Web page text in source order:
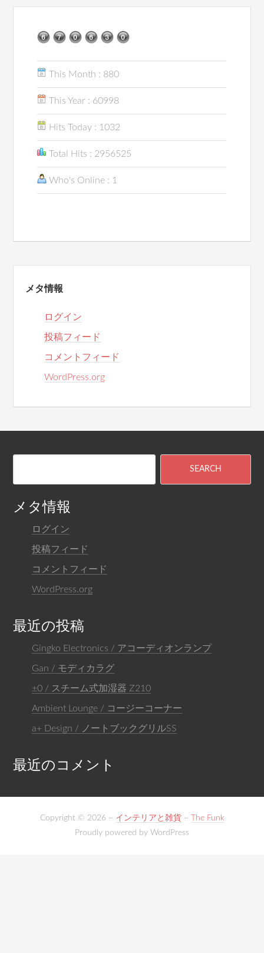
This Month : 880
This Year : 60998
Hits Today : 1032
Total Hits : 2956525
Who's Online : 1
メタ情報
ログイン
投稿フィード
コメントフィード
WordPress.org
メタ情報
ログイン
投稿フィード
コメントフィード
WordPress.org
最近の投稿
Gingko Electronics / アコーディオンランプ
Gan / モディカラグ
±0 / スチーム式加湿器 Z210
Ambient Lounge / コージーコーナー
a+ Design / ノートブックグリルSS
最近のコメント
Copyright © 2026 ~ インテリアと雑貨~
The Funk
Proudly powered by WordPress